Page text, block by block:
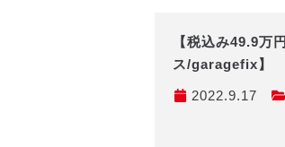
【税込み49.9
ス/garagefix】
2022.9.17